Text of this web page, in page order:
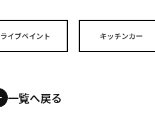
ライブペイント キッチンカー
一覧へ戻る